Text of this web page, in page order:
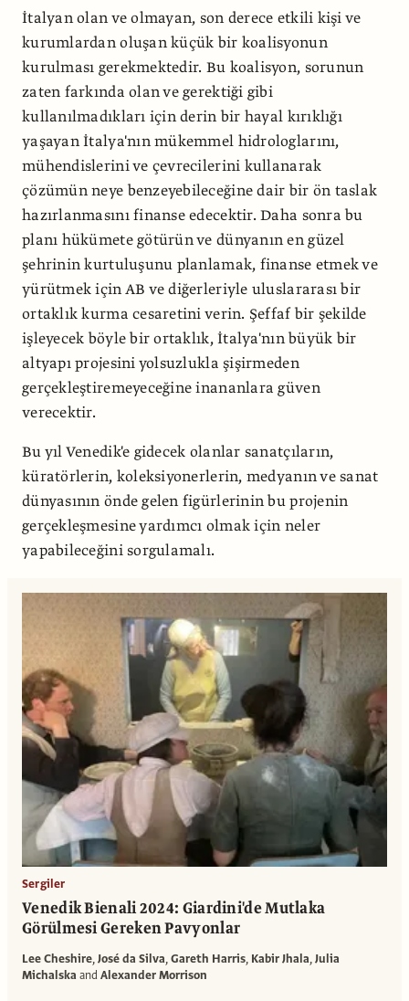
İtalyan olan ve olmayan, son derece etkili kişi ve
kurumlardan oluşan küçük bir koalisyonun
kurulması gerekmektedir. Bu koalisyon, sorunun
zaten farkında olan ve gerektiği gibi
kullanılmadıkları için derin bir hayal kırıklığı
yaşayan İtalya'nın mükemmel hidrologlarını,
mühendislerini ve çevrecilerini kullanarak
çözümün neye benzeyebileceğine dair bir ön taslak
hazırlanmasını finanse edecektir. Daha sonra bu
planı hükümete götürün ve dünyanın en güzel
şehrinin kurtuluşunu planlamak, finanse etmek ve
yürütmek için AB ve diğerleriyle uluslararası bir
ortaklık kurma cesaretini verin. Şeffaf bir şekilde
işleyecek böyle bir ortaklık, İtalya'nın büyük bir
altyapı projesini yolsuzlukla şişirmeden
gerçekleştiremeyeceğine inananlara güven
verecektir.
Bu yıl Venedik'e gidecek olanlar sanatçıların,
küratörlerin, koleksiyonerlerin, medyanın ve sanat
dünyasının önde gelen figürlerinin bu projenin
gerçekleşmesine yardımcı olmak için neler
yapabileceğini sorgulamalı.
Sergiler
Venedik Bienali 2024: Giardini'de Mutlaka
Görülmesi Gereken Pavyonlar
Lee Cheshire,José da Silva,Gareth Harris, Kabir Jhala,Julia
Michalska andAlexander Morrison